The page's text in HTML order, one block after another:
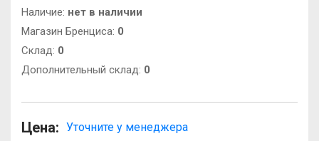
Наличие: нет в наличии
Магазин Бренциса: 0
Cклад: 0
Дополнительный склад: 0
Цена: Уточните у менеджера